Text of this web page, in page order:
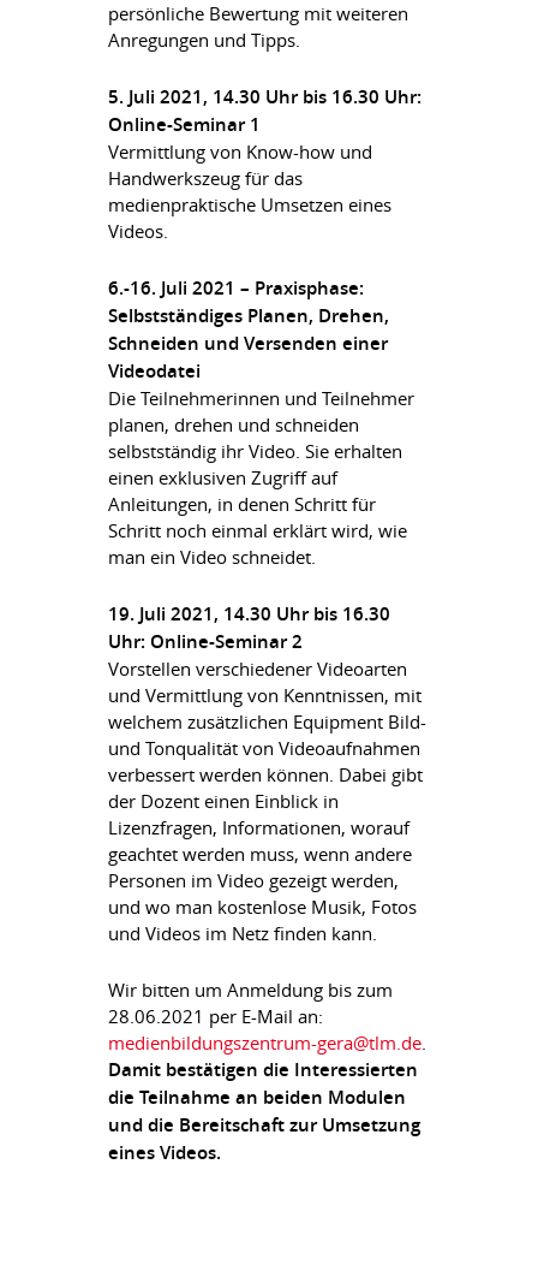
persönliche Bewertung mit weiteren
Anregungen und Tipps.
5. Juli 2021, 14.30 Uhr bis 16.30 Uhr:
Online-Seminar 1
Vermittlung von Know-how und
Handwerkszeug für das
medienpraktische Umsetzen eines
Videos.
6.-16. Juli 2021 – Praxisphase:
Selbstständiges Planen, Drehen,
Schneiden und Versenden einer
Videodatei
Die Teilnehmerinnen und Teilnehmer
planen, drehen und schneiden
selbstständig ihr Video. Sie erhalten
einen exklusiven Zugriff auf
Anleitungen, in denen Schritt für
Schritt noch einmal erklärt wird, wie
man ein Video schneidet.
19. Juli 2021, 14.30 Uhr bis 16.30
Uhr: Online-Seminar 2
Vorstellen verschiedener Videoarten
und Vermittlung von Kenntnissen, mit
welchem zusätzlichen Equipment Bild-
und Tonqualität von Videoaufnahmen
verbessert werden können. Dabei gibt
der Dozent einen Einblick in
Lizenzfragen, Informationen, worauf
geachtet werden muss, wenn andere
Personen im Video gezeigt werden,
und wo man kostenlose Musik, Fotos
und Videos im Netz finden kann.
Wir bitten um Anmeldung bis zum
28.06.2021 per E-Mail an:
medienbildungszentrum-gera@tlm.de.
Damit bestätigen die Interessierten
die Teilnahme an beiden Modulen
und die Bereitschaft zur Umsetzung
eines Videos.